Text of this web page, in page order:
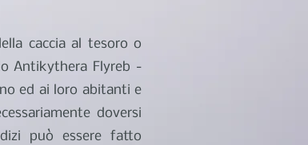
caccia al tesoro o
Antikythera Flyreb -
ed ai loro abitanti e
doversi
può essere fatto